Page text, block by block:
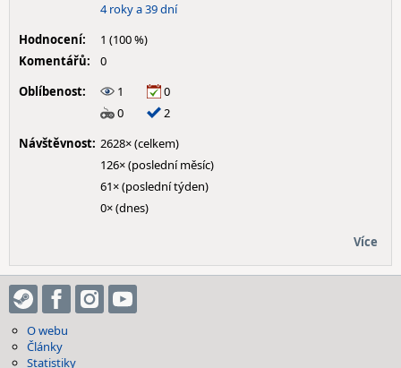
4 roky a 39 dní
Hodnocení:
1 (100 %)
Komentářů:
0
Oblíbenost:
1
0
0
2
Návštěvnost: 2628× (celkem)
126× (poslední měsíc)
61× (poslední týden)
0× (dnes)
Více
O webu
Články
Statistiky